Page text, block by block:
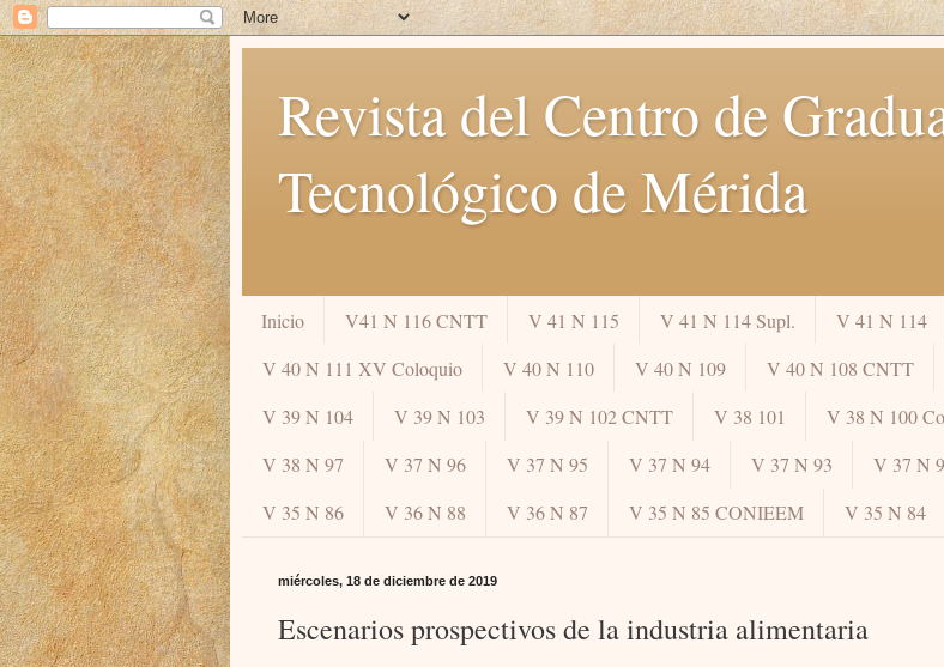
Revista del Centro de
Tecnológico de Mérida
Inicio V41 N 116 CNTT V 41 N 115 V 41 N 114 Supl. V 41 N 114
V 40 N 111 XV Coloquio
V 40 N 110 V 40 N 109 V 40 N 108 CNTT
V 39 N 104
V 39 N 103 V 39 N 102 CNTT V 38 101 V 38 N 100
V 38 N 97
V 37 N 96 V 37 N 95 V 37 N 94 V 37 N 93 V 37 N
V 35 N 86
V 36 N 88 V 36 N 87 V 35 N 85 CONIEEM V 35 N 84
miércoles, 18 de diciembre de 2019
Escenarios prospectivos de la industria alimentaria